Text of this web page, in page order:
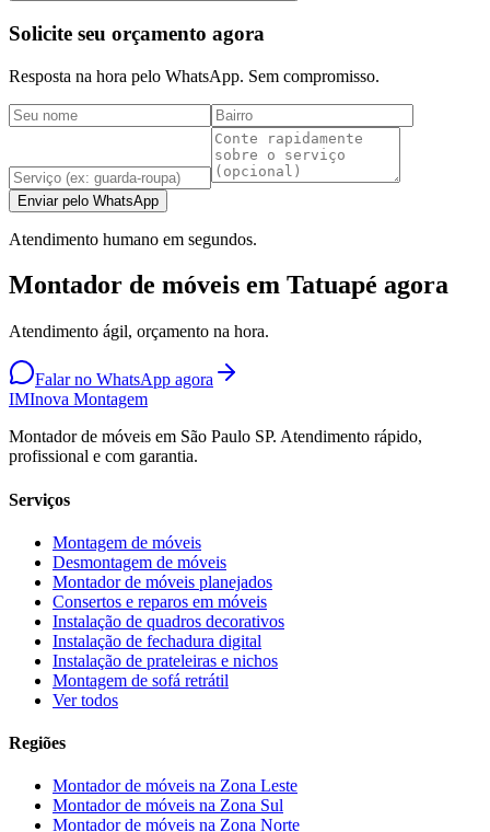
Solicite seu orçamento agora
Resposta na hora pelo WhatsApp. Sem compromisso.
Enviar pelo WhatsApp
Atendimento humano em segundos.
Montador de móveis em Tatuapé agora
Atendimento ágil, orçamento na hora.
Falar no WhatsApp agora
IMInova Montagem
Montador de móveis em São Paulo SP. Atendimento rápido,
profissional e com garantia.
Serviços
Montagem de móveis
Desmontagem de móveis
Montador de móveis planejados
Consertos e reparos em móveis
Instalação de quadros decorativos
Instalação de fechadura digital
Instalação de prateleiras e nichos
Montagem de sofá retrátil
Ver todos
Regiões
Montador de móveis na Zona Leste
Montador de móveis na Zona Sul
Montador de móveis na Zona Norte